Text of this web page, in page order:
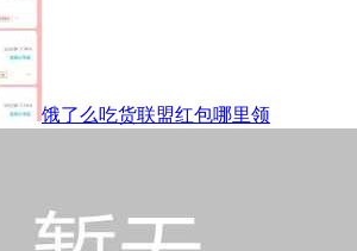
饿了么吃货联盟红包哪里领